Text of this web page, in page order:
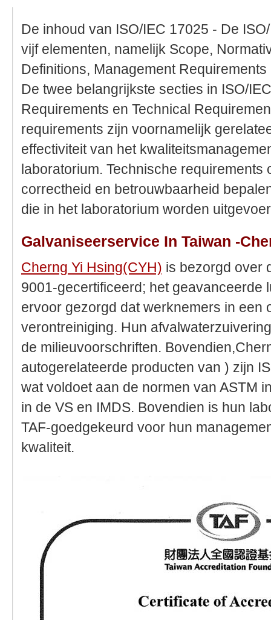
De inhoud van ISO/IEC 17025 - De
vijf elementen, namelijk Scope,
Definitions, Management
De twee belangrijkste secties in ISO/
Requirements en Technical
requirements zijn voornamelijk
effectiviteit van het
laboratorium. Technische requirements
correctheid en betrouwbaarheid
die in het laboratorium worden
Galvaniseerservice In Taiwan -
Cherng Yi Hsing(CYH) is bezorgd over
9001-gecertificeerd; het geavanceerde
ervoor gezorgd dat werknemers in een
verontreiniging. Hun
de milieuvoorschriften.
autogerelateerde producten van ) zijn
wat voldoet aan de normen van ASTM
in de VS en IMDS. Bovendien is hun
TAF-goedgekeurd voor hun
kwaliteit.